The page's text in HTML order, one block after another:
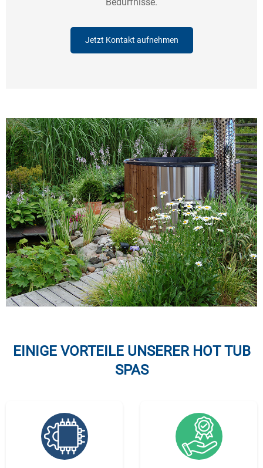
Jetzt Kontakt aufnehmen
EINIGE VORTEILE UNSERER HOT TUB
SPAS